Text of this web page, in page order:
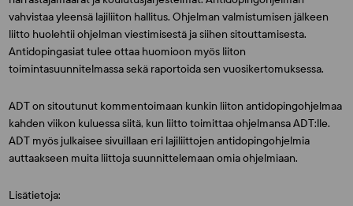
vahvistaa yleensä lajiliiton hallitus. Ohjelman valmistumisen jälkeen
liitto huolehtii ohjelman viestimisestä ja siihen sitouttamisesta.
Antidopingasiat tulee ottaa huomioon myös liiton
toimintasuunnitelmassa sekä raportoida sen vuosikertomuksessa.
ADT on sitoutunut kommentoimaan kunkin liiton antidopingohjelmaa
kahden viikon kuluessa siitä, kun liitto toimittaa ohjelmansa ADT:lle.
ADT myös julkaisee sivuillaan eri lajiliittojen antidopingohjelmia
auttaakseen muita liittoja suunnittelemaan omia ohjelmiaan.
Lisätietoja: